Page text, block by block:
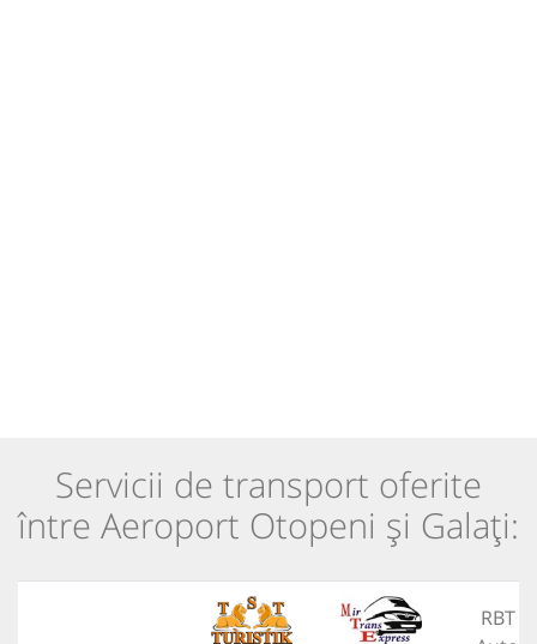
Servicii de transport oferite
între Aeroport Otopeni și Galați:
RBT